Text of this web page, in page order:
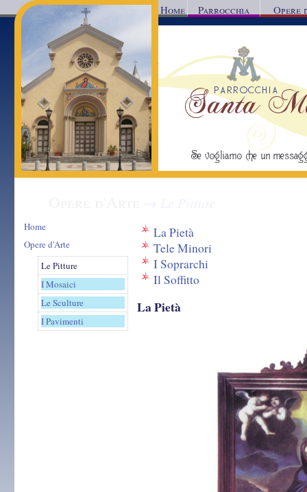
Home Parrocchia Opere
Parrocchia Santa
Reggio Calabria
Se vogliamo che un
Home
Opere d'Arte
Le Pitture
I Mosaici
Le Sculture
I Pavimenti
La Pietà
Tele Minori
I Soprarchi
Il Soffitto
La Pietà